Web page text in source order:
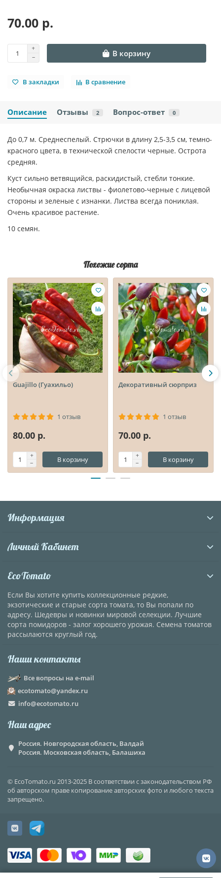
70.00 р.
В корзину
В закладки В сравнение
Описание Отзывы 2 Вопрос-ответ 0
До 0,7 м. Среднеспелый. Стрючки в длину 2,5-3,5 см, темно-
красного цвета, в технической спелости черные. Острота
средняя.
Куст сильно ветвящийся, раскидистый, стебли тонкие.
Необычная окраска листвы - фиолетово-черные с лицевой
стороны и зеленые с изнанки. Листва всегда пониклая.
Очень красивое растение.
10 семян.
Похожие сорта
Guajillo (Гуахильо)
1 отзыв
80.00 р.
В корзину
Декоративный сюрприз
1 отзыв
70.00 р.
В корзину
Информация
Личный Кабинет
EcoTomato
Если Вы хотите купить коллекционные редкие,
экзотические и старые сорта томата, то Вы попали по
адресу. Шедевры и новинки мировой селекции. Лучшие
сорта помидоров - залог хорошего урожая. Семена томатов
рассылаются круглый год.
Наши контакты
Все вопросы на e-mail
ecotomato@yandex.ru
info@ecotomato.ru
Наш адрес
Россия. Новгородская область, Валдай
Россия. Московская область, Балашиха
© EcoTomato.ru 2013-2025 В соответствии с законодательством РФ
об авторском праве копирование авторских фото и любого текста
запрещено.